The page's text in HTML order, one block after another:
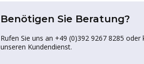
Benötigen Sie Beratung?
Rufen Sie uns an +49 (0)392 9267 8285 oder
unseren Kundendienst.